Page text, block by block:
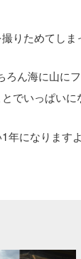
りためてしま
ん海に山に
でいっぱいに
年になります